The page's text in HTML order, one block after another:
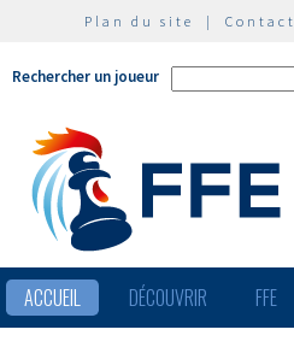
Plan du site | Contact
Rechercher un joueur
ACCUEIL DÉCOUVRIR FFE